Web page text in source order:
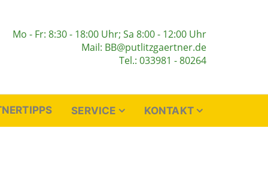
SERVICE KONTAKT
Mo - Fr: 8:30 - 18:00 Uhr; Sa 8:00 - 12:00 Uhr
Mail: BB@putlitzgaertner.de
Tel.: 033981 - 80264